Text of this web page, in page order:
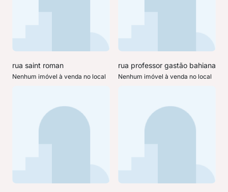
rua saint roman
Nenhum imóvel à venda no local
rua professor gastão bahiana
Nenhum imóvel à venda no local